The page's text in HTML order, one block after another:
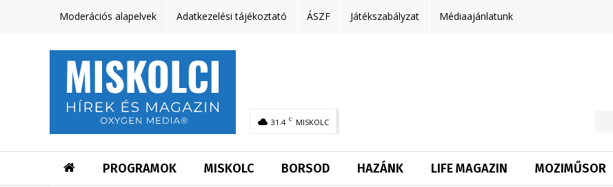
Moderációs alapelvek Adatkezelési tájékoztató ÁSZF Játékszabályzat Médiaajánlatunk
31.4 C MISKOLC
PROGRAMOK MISKOLC BORSOD HAZÁNK LIFE MAGAZIN MOZIMŰSOR